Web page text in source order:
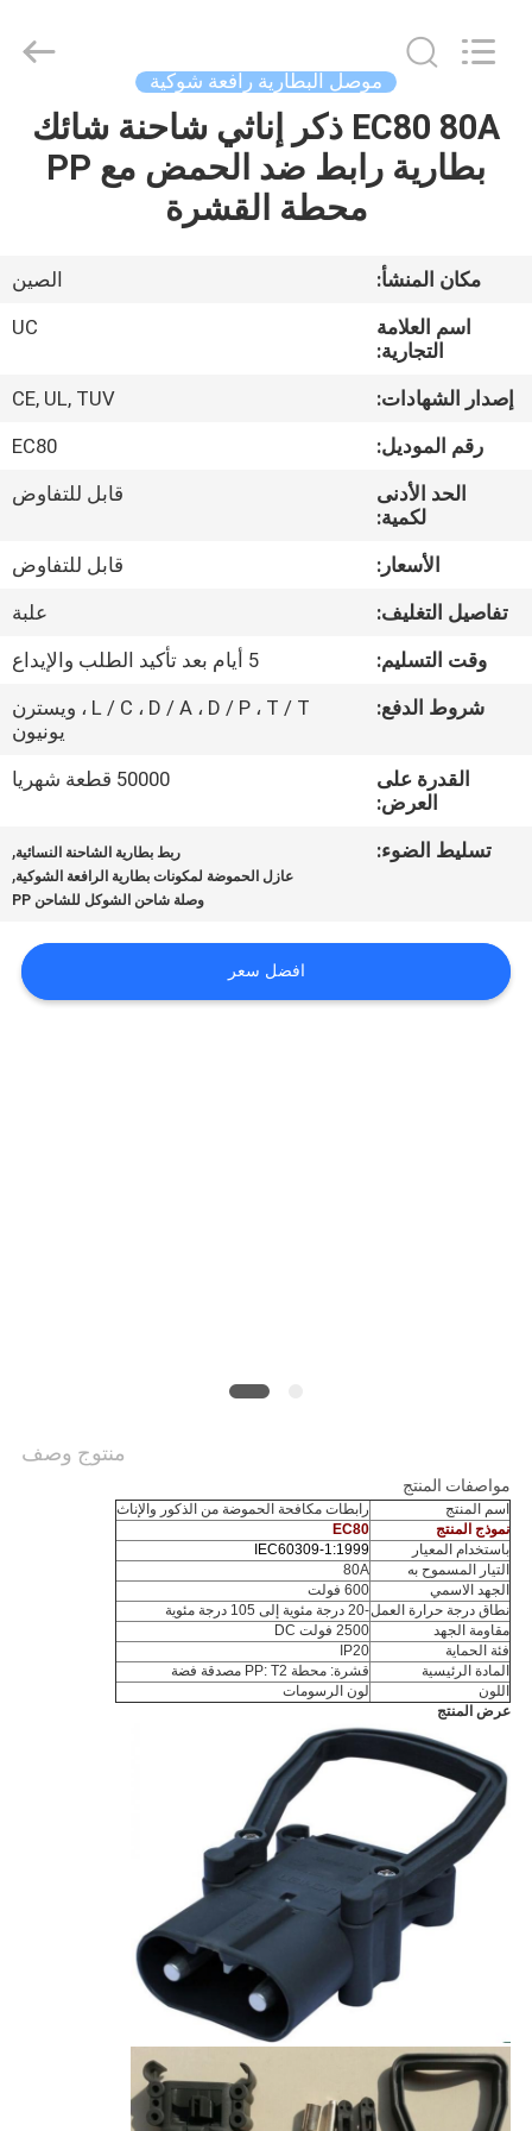
منزل
حول
جولة
المعمل
الجودة
اتصل
أخبار
خريطة
سياسة
الخصوصية
AUTOPARTS
CO.,LIMITED.
موصل البطارية رافعة شوكية
EC80 80A ذكر إناثي شاحنة شائك
بطارية رابط ضد الحمض مع PP
محطة القشرة
مكان المنشأ:
الصين
اسم العلامة
التجارية:
UC
إصدار الشهادات:
CE, UL, TUV
رقم الموديل:
EC80
الحد الأدنى
لكمية:
قابل للتفاوض
الأسعار:
قابل للتفاوض
تفاصيل التغليف:
علبة
وقت التسليم:
5 أيام بعد تأكيد الطلب والإيداع
شروط الدفع:
L / C ، D / A ، D / P ، T / T ، ويسترن
يونيون
القدرة على
العرض:
50000 قطعة شهريا
تسليط الضوء: ربط بطارية الشاحنة النسائية,
عازل الحموضة لمكونات بطارية الرافعة الشوكية,
وصلة شاحن الشوكل للشاحن PP
افضل سعر
منتوج وصف
مواصفات المنتج
اسم المنتج
رابطات مكافحة الحموضة من الذكور والإناث
نموذج المنتج
EC80
باستخدام المعيار
IEC60309-1:1999
التيار المسموح به
80A
الجهد الاسمي
600 فولت
نطاق درجة حرارة العمل-20 درجة مئوية إلى 105 درجة مئوية
مقاومة الجهد
2500 فولت DC
فئة الحماية
IP20
المادة الرئيسية
قشرة: محطة PP: T2 مصدقة فضة
اللون
لون الرسومات
عرض المنتج